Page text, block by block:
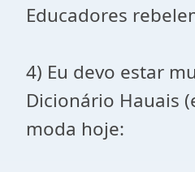
Educadores
4) Eu devo estar
Dicionário Hauais
moda hoje: